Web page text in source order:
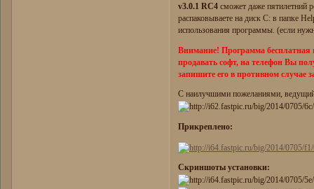
v3.0.1 RC4 сможет даже пятилетний
распаковываете на диск C: в папке
использования программы. (если
Внимание! Программа бесплатная
продавать софт, на телефон Вы
запишите его в противном случае
С наилучшими пожеланиями,
Прикреплено:
Скриншоты установки: